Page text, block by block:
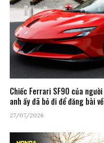
Chiếc Ferrari SF90 của
anh ấy đã bỏ đi để đăng bài
27/07/2026